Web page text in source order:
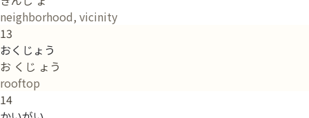
neighborhood, vicinity
13
おくじょう
お くじ ょう
rooftop
14